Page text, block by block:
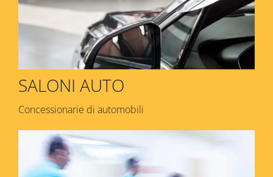
SALONI AUTO
Concessionarie di automobili